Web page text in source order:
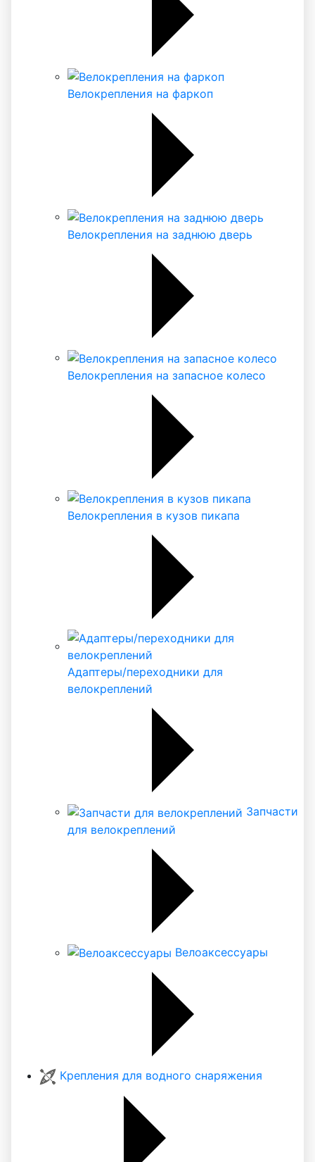
Велокрепления на фаркоп
Велокрепления на заднюю дверь
Велокрепления на запасное колесо
Велокрепления в кузов пикапа
Адаптеры/переходники для
велокреплений
Запчасти
для велокреплений
Велоаксессуары
Крепления для водного снаряжения